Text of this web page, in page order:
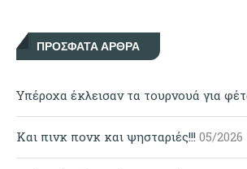
ΠΡΌΣΦΑΤΑ ΆΡΘΡΑ
Υπέροχα έκλεισαν τα τουρνουά για
Και πινκ πονκ και ψησταριές!!! 05/2026